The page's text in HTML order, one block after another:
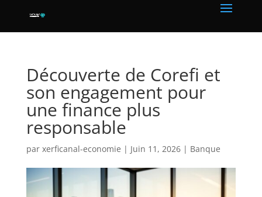
Découverte de Corefi et
son engagement pour
une finance plus
responsable
par xerficanal-economie | Juin 11, 2026| Banque